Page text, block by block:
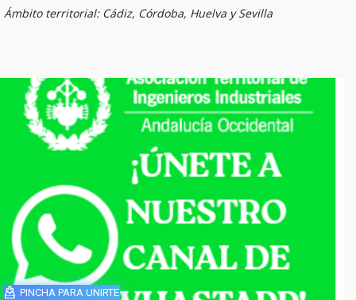
Ámbito territorial: Cádiz, Córdoba, Huelva y Sevilla
PINCHA PARA UNIRTE